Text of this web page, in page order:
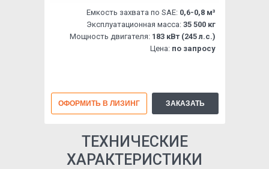
ЗАКАЗАТЬ
ОФОРМИТЬ В ЛИЗИНГ
Емкость захвата по SAE: 0,6-0,8 м³
Эксплуатационная масса: 35 500 кг
Мощность двигателя: 183 кВт (245 л.с.)
Цена: по запросу
ТЕХНИЧЕСКИЕ
ХАРАКТЕРИСТИКИ